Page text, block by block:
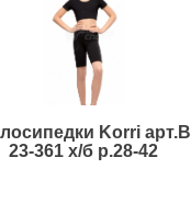
Korri арт.B
23-361 х/б р.28-42